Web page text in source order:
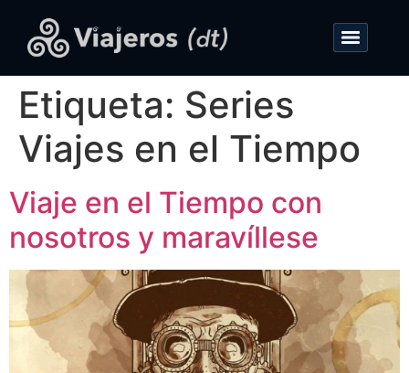
Etiqueta: Series
Viajes en el Tiempo
Viaje en el Tiempo con
nosotros y maravíllese